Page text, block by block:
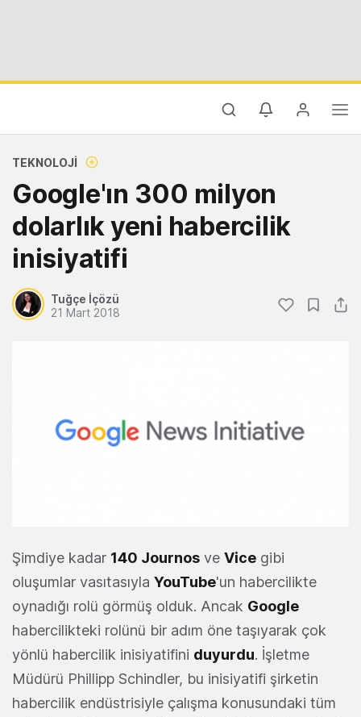
TEKNOLOJI
Google'ın 300 milyon
dolarlık yeni habercilik
inisiyatifi
Tuğçe İçözü
21 Mart 2018
Şimdiye kadar 140 Journos ve Vice gibi
oluşumlar vasıtasıyla YouTube'un habercilikte
oynadığı rolü görmüş olduk. Ancak Google
habercilikteki rolünü bir adım öne taşıyarak çok
yönlü habercilik inisiyatifini duyurdu. İşletme
Müdürü Phillipp Schindler, bu inisiyatifi şirketin
habercilik endüstrisiyle çalışma konusundaki tüm